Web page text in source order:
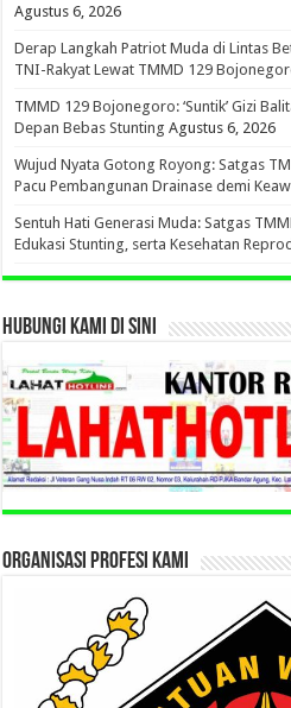
Agustus 6, 2026
Derap Langkah Patriot Muda di Lintas
TNI-Rakyat Lewat TMMD 129
TMMD 129 Bojonegoro: ‘Suntik’ Gizi
Depan Bebas Stunting Agustus 6, 2026
Wujud Nyata Gotong Royong: Satgas
Pacu Pembangunan Drainase demi
Sentuh Hati Generasi Muda: Satgas
Edukasi Stunting, serta Kesehatan
HUBUNGI KAMI DI SINI
ORGANISASI PROFESI KAMI